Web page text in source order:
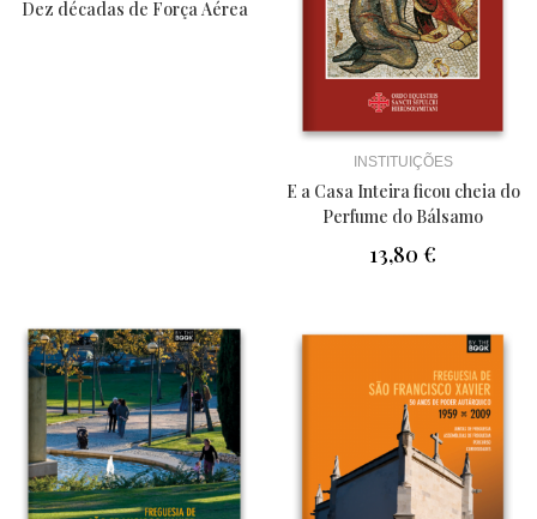
Dez décadas de Força Aérea
INSTITUIÇÕES
E a Casa Inteira ficou cheia do
Perfume do Bálsamo
13,80 €